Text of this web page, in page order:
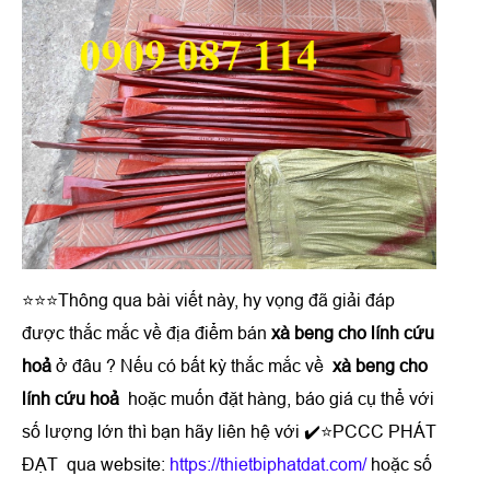
⭐⭐⭐Thông qua bài viết này, hy vọng đã giải đáp
được thắc mắc về địa điểm bán xà beng cho lính cứu
hoả ở đâu ? Nếu có bất kỳ thắc mắc về xà beng cho
lính cứu hoả hoặc muốn đặt hàng, báo giá cụ thể với
số lượng lớn thì bạn hãy liên hệ với ✔️⭐PCCC PHÁT
ĐẠT qua website: https://thietbiphatdat.com/hoặc số